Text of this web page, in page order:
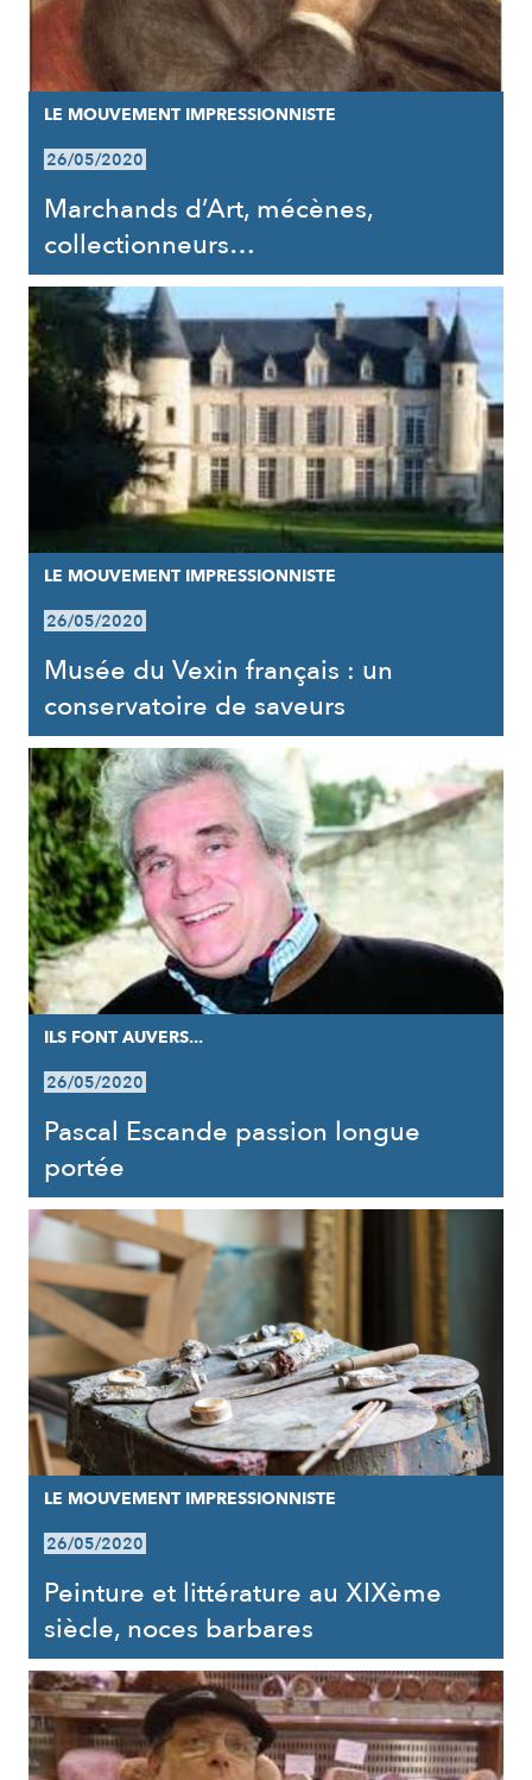
LE MOUVEMENT IMPRESSIONNISTE
26/05/2020
Marchands d’Art, mécènes,
collectionneurs…
LE MOUVEMENT IMPRESSIONNISTE
26/05/2020
Musée du Vexin français : un
conservatoire de saveurs
ILS FONT AUVERS...
26/05/2020
Pascal Escande passion longue
portée
LE MOUVEMENT IMPRESSIONNISTE
26/05/2020
Peinture et littérature au XIXème
siècle, noces barbares